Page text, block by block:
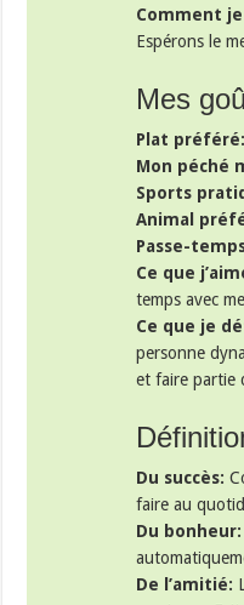
Comment je
Espérons le
Mes
Plat préféré:
Mon péché
Sports
Animal
Passe-
Ce que
temps avec
Ce que je
personne
et faire partie
Du succès:
faire au
Du bonheur:
De l’amitié: